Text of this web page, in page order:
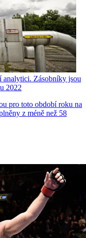
analytici. Zásobníky jsou
2022
pro toto období roku na
z méně než 58